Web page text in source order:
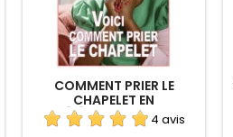
COMMENT PRIER LE
CHAPELET EN
TÉLÉCHARGEMENT
4 avis